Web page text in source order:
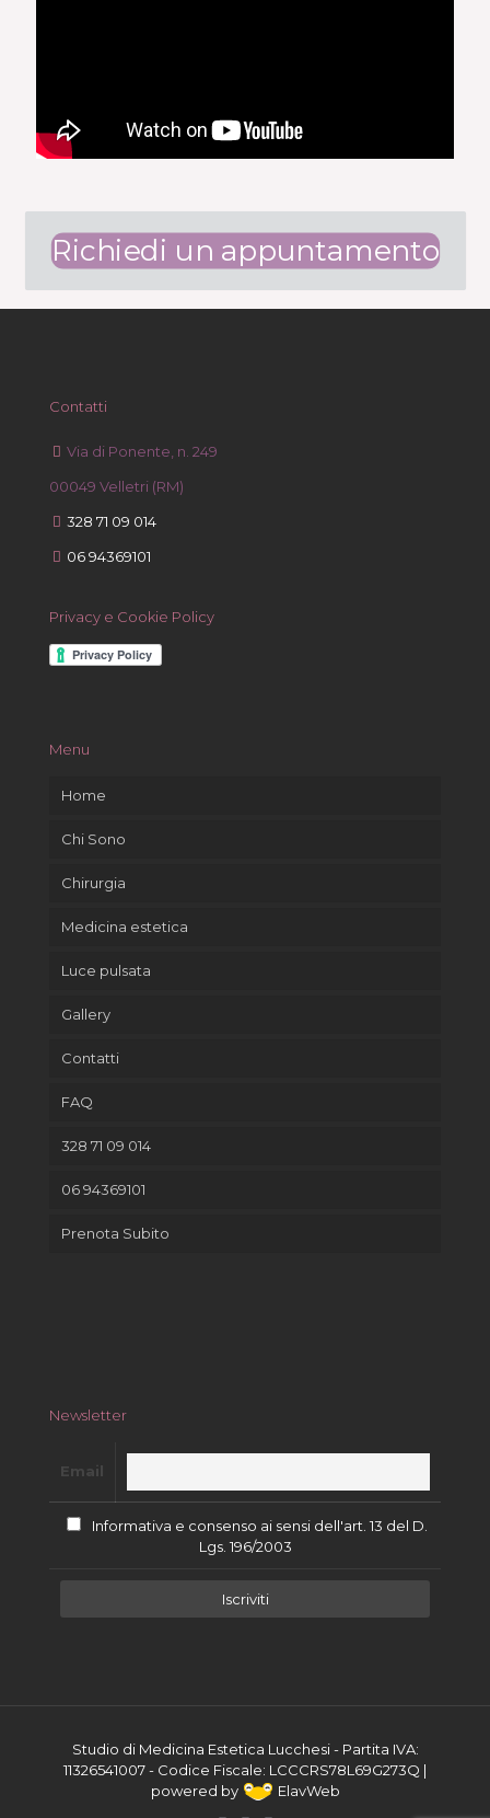
Richiedi un appuntamento
Contatti
Via di Ponente, n. 249
00049 Velletri (RM)
328 71 09 014
06 94369101
Privacy e Cookie Policy
Menu
Home
Chi Sono
Chirurgia
Medicina estetica
Luce pulsata
Gallery
Contatti
FAQ
328 71 09 014
06 94369101
Prenota Subito
Newsletter
Email
Informativa e consenso ai sensi dell'art. 13 del D.
Lgs. 196/2003
Studio di Medicina Estetica Lucchesi - Partita IVA:
11326541007 - Codice Fiscale: LCCCRS78L69G273Q |
powered by
ElavWeb